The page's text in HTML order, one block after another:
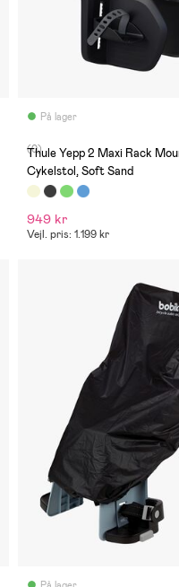
På lager
(0)
Thule Yepp 2 Maxi Rack
Cykelstol, Soft Sand
949 kr
Vejl. pris: 1.199 kr